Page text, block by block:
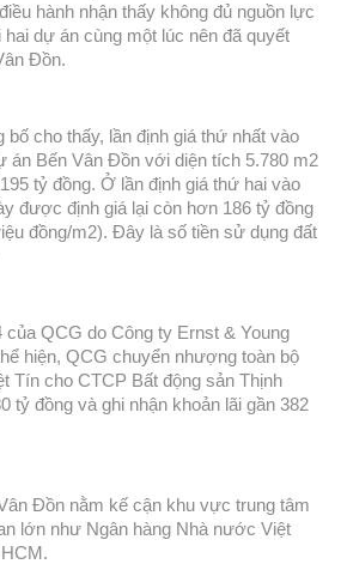
hành nhận thấy không đủ nguồn lực
dự án cùng một lúc nên đã quyết
Đồn.
bố cho thấy, lần định giá thứ nhất vào
án Bến Vân Đồn với diện tích 5.780 m2
tỷ đồng. Ở lần định giá thứ hai vào
được định giá lại còn hơn 186 tỷ đồng
đồng/m2). Đây là số tiền sử dụng đất
của QCG do Công ty Ernst & Young
hiện, QCG chuyển nhượng toàn bộ
Tín cho CTCP Bất động sản Thịnh
tỷ đồng và ghi nhận khoản lãi gần 382
Đồn nằm kế cận khu vực trung tâm
lớn như Ngân hàng Nhà nước Việt